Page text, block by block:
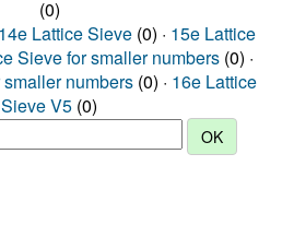
(0)
14e Lattice Sieve (0) · 15e Lattice
Sieve for smaller numbers (0) ·
numbers (0) · 16e Lattice
Sieve V5 (0)